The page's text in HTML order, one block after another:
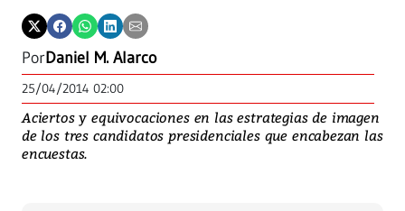
PorDaniel M. Alarco
25/04/2014 02:00
Aciertos y equivocaciones en las estrategias de imagen
de los tres candidatos presidenciales que encabezan las
encuestas.